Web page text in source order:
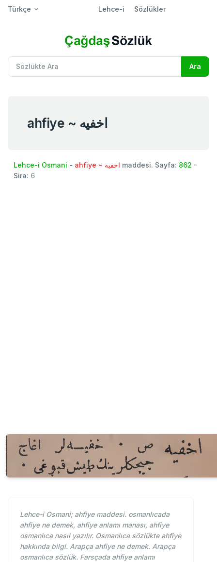
Türkçe Lehce-i Sözlükler
ahfiye ~ اخفيه
Lehce-i Osmani - ahfiye ~ اخفيه maddesi. Sayfa: 862 -
Sira: 6
Lehce-i Osmani; ahfiye maddesi. osmanlıcada
ahfiye ne demek, ahfiye anlamı manası, ahfiye
osmanlıca nasıl yazılır. Osmanlıca sözlükte ahfiye
hakkında bilgi. Arapça ahfiye ne demek. Arapça
osmanlıca sözlük. Farsçada ahfiye anlamı